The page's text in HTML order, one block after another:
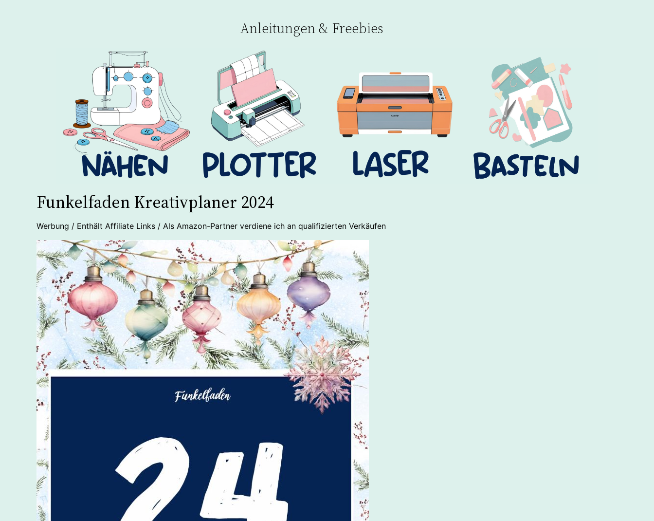
Anleitungen & Freebies
Funkelfaden Kreativplaner 2024
Werbung / Enthält Affiliate Links / Als Amazon-Partner verdiene ich an qualifizierten Verkäufen